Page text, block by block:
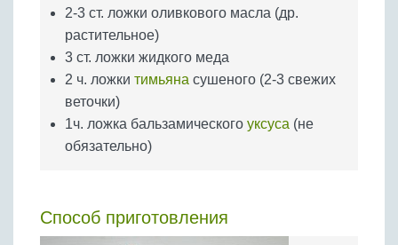
2-3 ст. ложки оливкового масла (др.
растительное)
3 ст. ложки жидкого меда
2 ч. ложки тимьяна сушеного (2-3 свежих
веточки)
1ч. ложка бальзамического уксуса (не
обязательно)
Способ приготовления